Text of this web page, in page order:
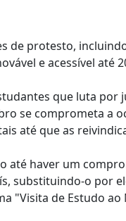
de protesto,
e acessível até
que luta por
se comprometa a
até que as
até haver um
substituindo-o por
"Visita de Estudo